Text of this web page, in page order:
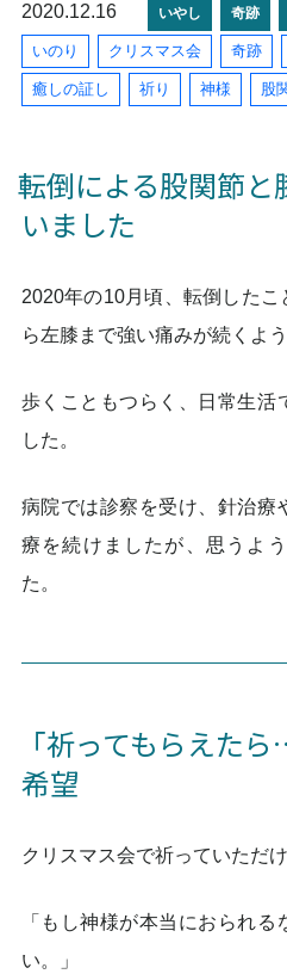
2020.12.16 いやし 奇跡
いのり クリスマス会 奇跡
癒しの証し 祈り 神様 股
転倒による股関節と
いました
2020年の10月頃、転倒した
ら左膝まで強い痛みが続くよ
歩くこともつらく、日常生活
した。
病院では診察を受け、針治療
療を続けましたが、思うよ
た。
「祈ってもらえた
希望
クリスマス会で祈っていただ
「もし神様が本当におられ
い。」